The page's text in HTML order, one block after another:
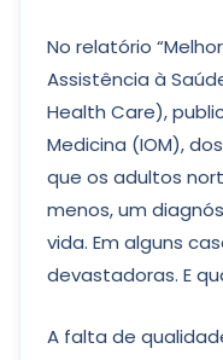
No relatório
Assistência à
Health Care),
Medicina (IOM),
que os adultos
menos, um
vida. Em alguns
devastadoras. E
A falta de